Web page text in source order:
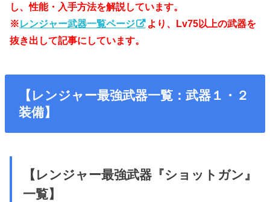
し、性能・入手方法を解説しています。
※レンジャー武器一覧ページ
より、Lv75以上の武器を
抜き出して記事にしています。
【レンジャー最強武器一覧：武器１・２
装備】
【レンジャー最強武器『ショットガン』
一覧】